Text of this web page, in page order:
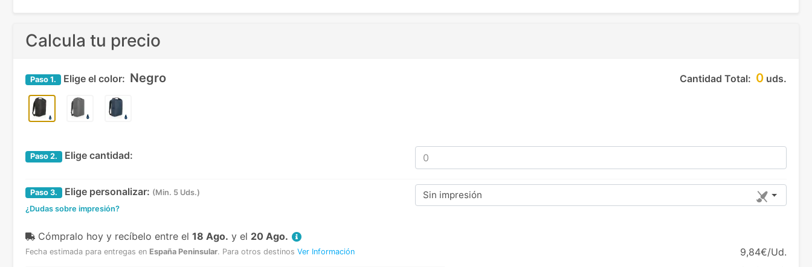
Calcula tu precio
Cantidad Total: 0 uds.
Paso 1. Elige el color: Negro
Paso 2. Elige cantidad:
Paso 3. Elige personalizar: (Min. 5 Uds.)
¿Dudas sobre impresión?
Sin impresión
Cómpralo hoy y recíbelo entre el 18 Ago. y el 20 Ago.
Fecha estimada para entregas en España Peninsular. Para otros destinos Ver Información 9,84€/Ud.